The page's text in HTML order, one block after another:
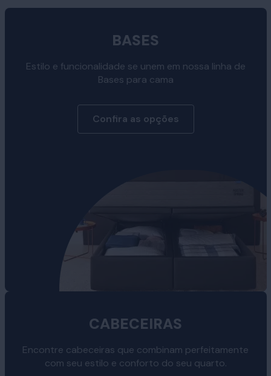
BASES
Estilo e funcionalidade se unem em nossa linha de
Bases para cama
Confira as opções
CABECEIRAS
Encontre cabeceiras que combinam perfeitamente
com seu estilo e conforto do seu quarto.